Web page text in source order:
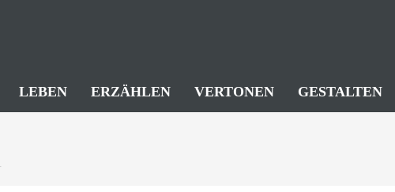
LEBEN ERZÄHLEN VERTONEN GESTALTEN